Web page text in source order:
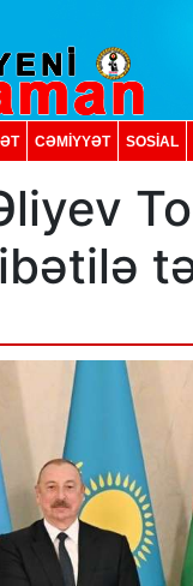
CƏMİYYƏT SOSIAL